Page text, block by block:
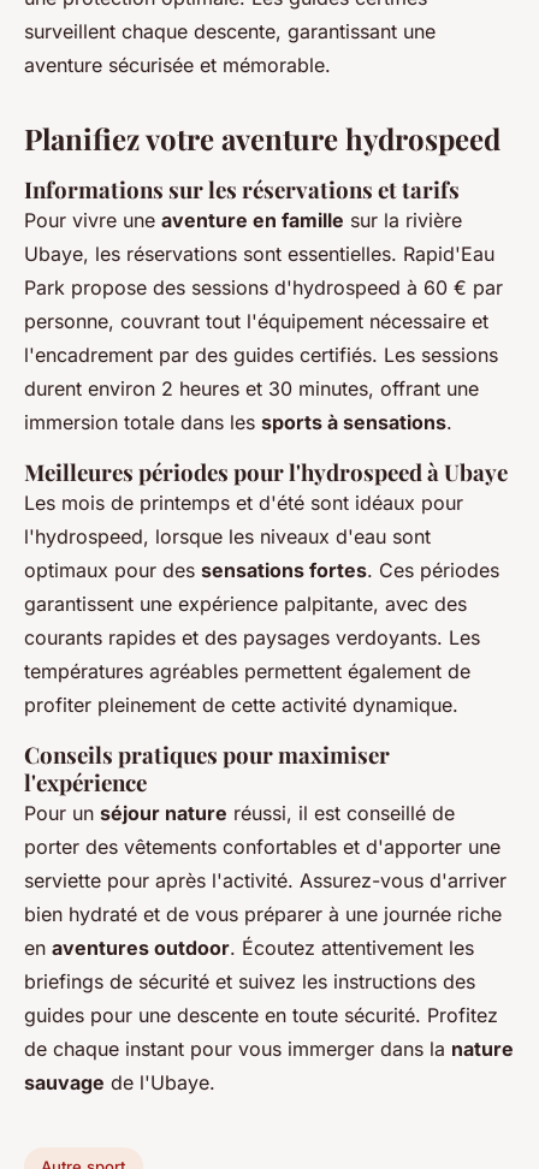
surveillent chaque descente, garantissant une
aventure sécurisée et mémorable.
Planifiez votre aventure hydrospeed
Informations sur les réservations et tarifs
Pour vivre une aventure en famille sur la rivière
Ubaye, les réservations sont essentielles. Rapid'Eau
Park propose des sessions d'hydrospeed à 60 € par
personne, couvrant tout l'équipement nécessaire et
l'encadrement par des guides certifiés. Les sessions
durent environ 2 heures et 30 minutes, offrant une
immersion totale dans les sports à sensations.
Meilleures périodes pour l'hydrospeed à Ubaye
Les mois de printemps et d'été sont idéaux pour
l'hydrospeed, lorsque les niveaux d'eau sont
optimaux pour des sensations fortes. Ces périodes
garantissent une expérience palpitante, avec des
courants rapides et des paysages verdoyants. Les
températures agréables permettent également de
profiter pleinement de cette activité dynamique.
Conseils pratiques pour maximiser
l'expérience
Pour un séjour nature réussi, il est conseillé de
porter des vêtements confortables et d'apporter une
serviette pour après l'activité. Assurez-vous d'arriver
bien hydraté et de vous préparer à une journée riche
en aventures outdoor. Écoutez attentivement les
briefings de sécurité et suivez les instructions des
guides pour une descente en toute sécurité. Profitez
de chaque instant pour vous immerger dans la nature
sauvage de l'Ubaye.